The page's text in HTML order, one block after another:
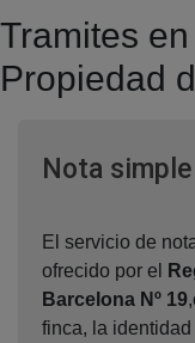
Tramites
Propiedad
Nota simple
El servicio de
ofrecido por el
Barcelona Nº 19
finca, la